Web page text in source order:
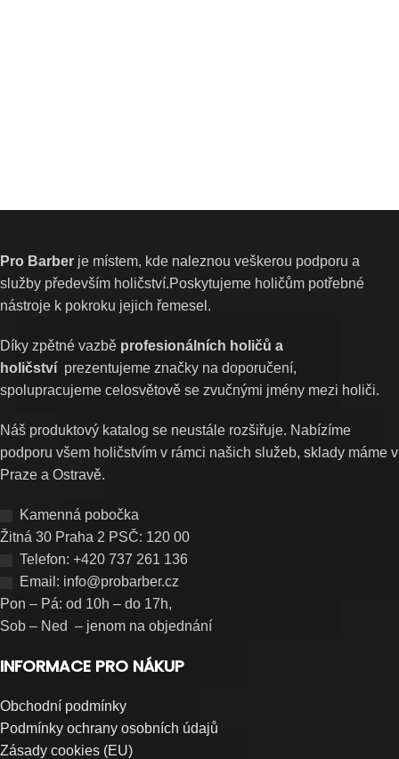
Pro Barber je místem, kde naleznou veškerou podporu a
služby především holičství.Poskytujeme holičům potřebné
nástroje k pokroku jejich řemesel.
Díky zpětné vazbě profesionálních holičů a
holičství prezentujeme značky na doporučení,
spolupracujeme celosvětově se zvučnými jmény mezi holiči.
Náš produktový katalog se neustále rozšiřuje. Nabízíme
podporu všem holičstvím v rámci našich služeb, sklady máme v
Praze a Ostravě.
Kamenná pobočka
Žitná 30 Praha 2 PSČ: 120 00
Telefon: +420 737 261 136
Email: info@probarber.cz
Pon – Pá: od 10h – do 17h,
Sob – Ned – jenom na objednání
INFORMACE PRO NÁKUP
Obchodní podmínky
Podmínky ochrany osobních údajů
Zásady cookies (EU)